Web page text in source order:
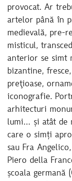
provocat. Ar
artelor până în
medievală, pre-
misticul,
anterior se simt
bizantine,
preţioase,
iconografie.
arhitecturi
lumi… și atât de
care o simți
sau Fra
Piero della
școala germană